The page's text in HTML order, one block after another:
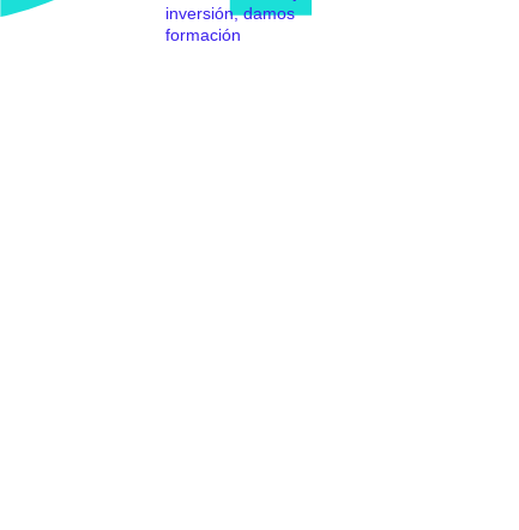
inversión, damos
formación